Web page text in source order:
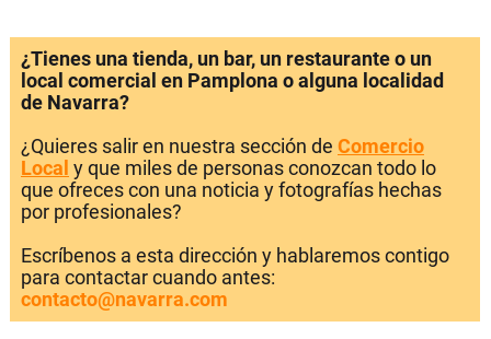
¿Tienes una tienda, un bar, un restaurante o un
local comercial en Pamplona o alguna localidad
de Navarra?
¿Quieres salir en nuestra sección de Comercio
Local y que miles de personas conozcan todo lo
que ofreces con una noticia y fotografías hechas
por profesionales?
Escríbenos a esta dirección y hablaremos contigo
para contactar cuando antes:
contacto@navarra.com